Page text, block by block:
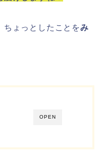
ちょっとしたことをみ
OPEN